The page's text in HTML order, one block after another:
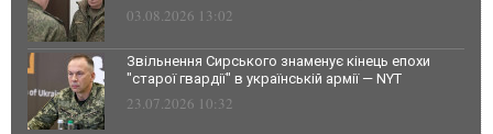
03.08.2026 13:02
Звільнення Сирського знаменує кінець епохи
"старої гвардії" в українській армії — NYT
23.07.2026 10:32